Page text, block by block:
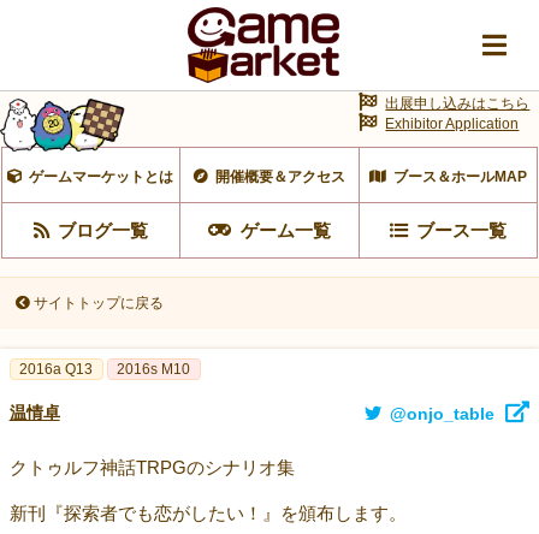
ゲームマーケットとは 開催概要＆アクセス ブース＆ホールMAP
ブログ一覧 ゲーム一覧 ブース一覧
出展申し込みはこちら
Exhibitor Application
サイトトップに戻る
2016a Q13 2016s M10
温情卓 @onjo_table
クトゥルフ神話TRPGのシナリオ集
新刊『探索者でも恋がしたい！』を頒布します。